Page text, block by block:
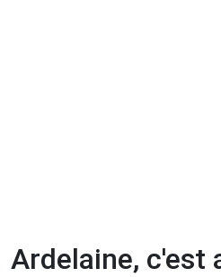
Ardelaine, c'est